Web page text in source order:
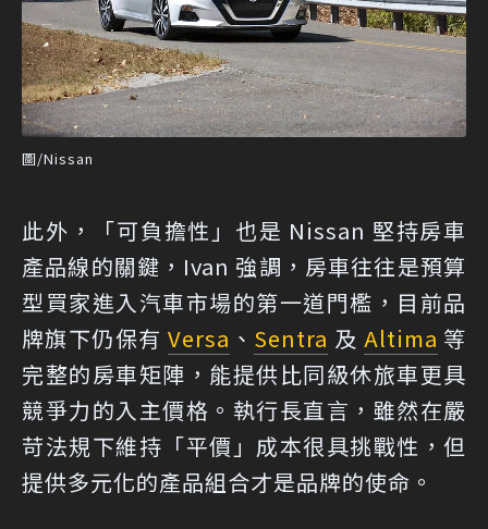
圖/Nissan
此外，「可負擔性」也是 Nissan 堅持房車
產品線的關鍵，Ivan 強調，房車往往是預算
型買家進入汽車市場的第一道門檻，目前品
牌旗下仍保有Versa 、 Sentra 及 Altima 等
完整的房車矩陣，能提供比同級休旅車更具
競爭力的入主價格。執行長直言，雖然在嚴
苛法規下維持「平價」成本很具挑戰性，但
提供多元化的產品組合才是品牌的使命。